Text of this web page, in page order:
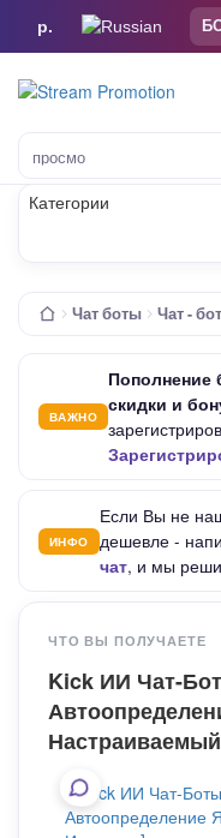
р.
просмотры I
Категории
Чат боты Чат -
ВАЖНО
Пополнение
скидки и
ИНФО
Если Вы не
дешевле -
чат, и мы
ЧТО ВЫ ПОЛУЧАЕТЕ
Kick ИИ Чат-